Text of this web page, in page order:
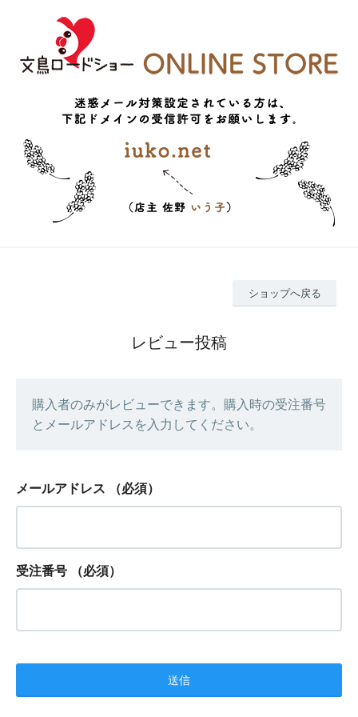
ショップへ戻る
レビュー投稿
購入者のみがレビューできます。購入時の受注番号
とメールアドレスを入力してください。
メールアドレス （必須）
受注番号 （必須）